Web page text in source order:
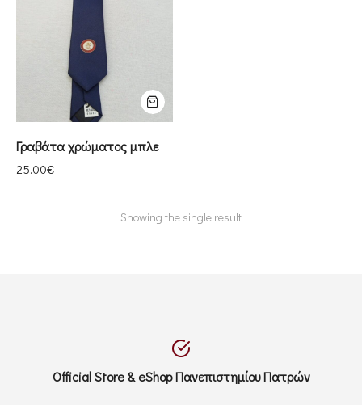
Γραβάτα χρώματος μπλε
25.00€
Showing the single result
Official Store & eShop Πανεπιστημίου Πατρών